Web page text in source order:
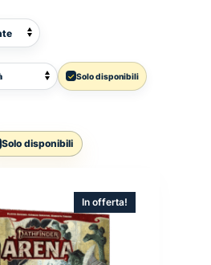
Solo disponibili
Solo disponibili
In offerta!